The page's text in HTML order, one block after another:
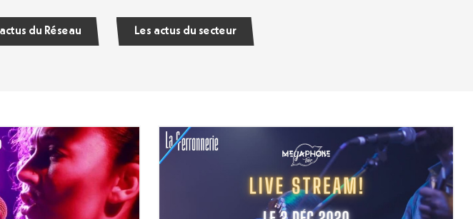
du Réseau Les actus du secteur